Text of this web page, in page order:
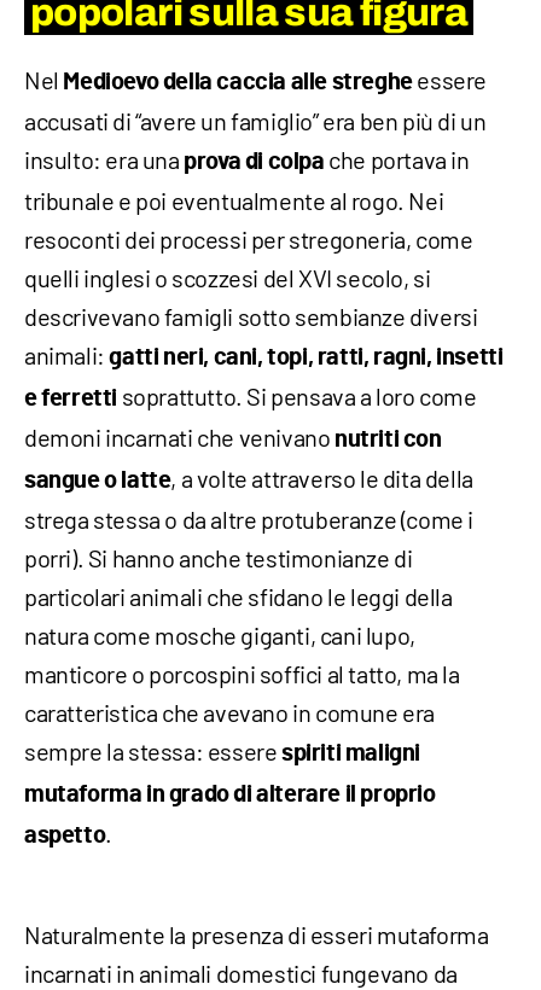
popolari sulla sua figura
Nel Medioevodella caccia alle stregheessere
accusati di “avere un famiglio” era ben più di un
insulto: era una prova di colpa che portava in
tribunale e poi eventualmente al rogo. Nei
resoconti dei processi per stregoneria, come
quelli inglesi o scozzesi del XVI secolo, si
descrivevano famigli sotto sembianze diversi
animali:gatti neri, cani, topi, ratti, ragni, insetti
e ferretti soprattutto. Si pensava a loro come
demoni incarnati che venivano nutriti con
sangue o latte, a volte attraverso le dita della
strega stessa o da altre protuberanze (come i
porri). Si hanno anche testimonianze di
particolari animali che sfidano le leggi della
natura come mosche giganti, cani lupo,
manticore o porcospini soffici al tatto, ma la
caratteristica che avevano in comune era
sempre la stessa: esserespiriti maligni
mutaforma in grado di alterare il proprio
aspetto.
Naturalmente la presenza di esseri mutaforma
incarnati in animali domestici fungevano da